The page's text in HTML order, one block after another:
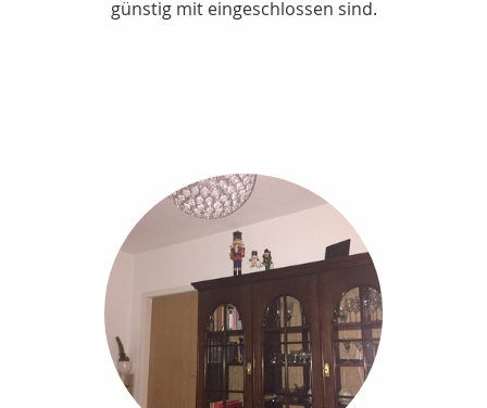
günstig mit eingeschlossen sind.